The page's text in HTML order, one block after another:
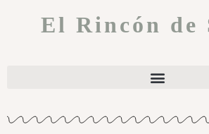
El Rincón de